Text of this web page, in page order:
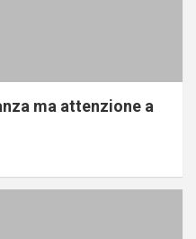
ma attenzione a